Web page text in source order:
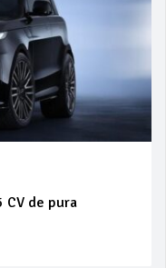
CV de pura